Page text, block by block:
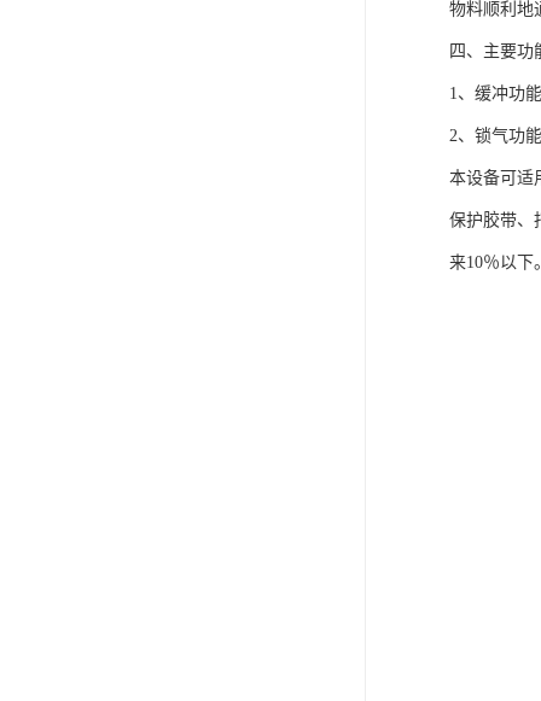
物料顺利地
四、主要功
1、缓冲功
2、锁气功
本设备可适
保护胶带、
来10％以下